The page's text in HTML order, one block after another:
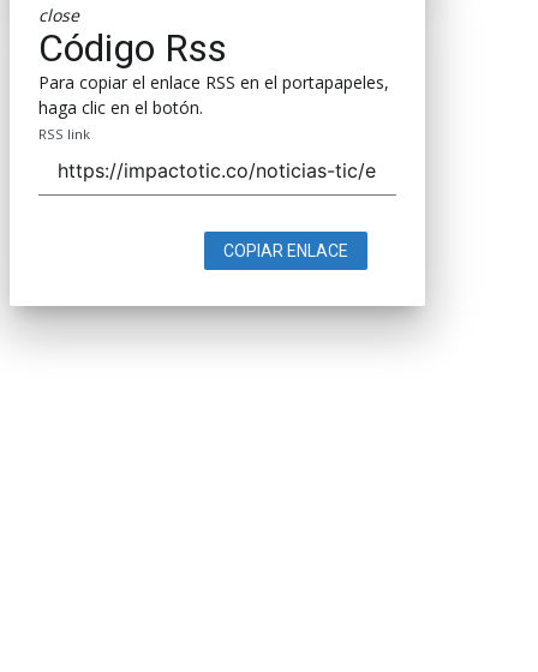
close
Código Rss
Para copiar el enlace RSS en el portapapeles,
haga clic en el botón.
RSS link
COPIAR ENLACE